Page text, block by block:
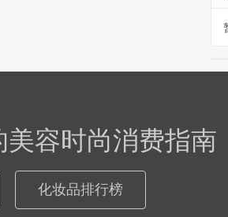
容时尚消费指南
化妆品排行榜